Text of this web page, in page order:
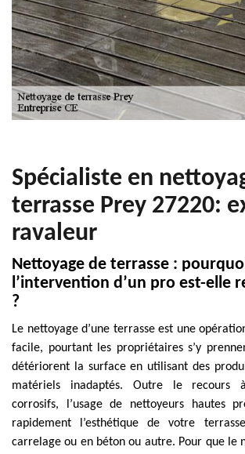
Spécialiste en
terrasse Prey 27220:
ravaleur
Nettoyage de terrasse :
l’intervention d’un pro est-elle
?
Le nettoyage d’une terrasse est une
facile, pourtant les propriétaires s’y
détériorent la surface en utilisant des
matériels inadaptés. Outre le recours
corrosifs, l’usage de nettoyeurs hautes
rapidement l’esthétique de votre
carrelage ou en béton ou autre. Pour que le